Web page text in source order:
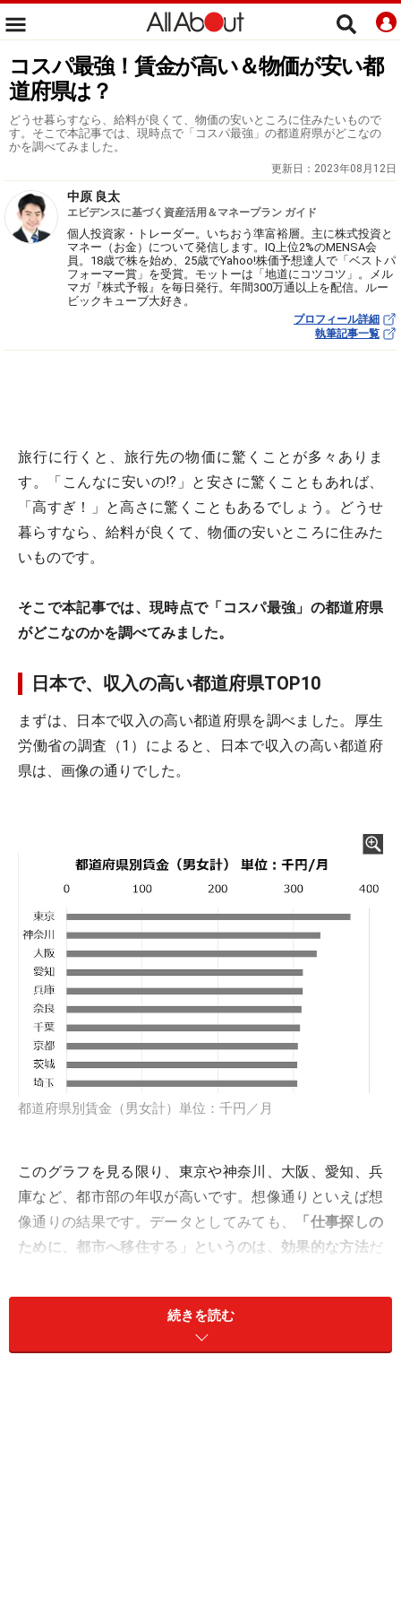
コスパ最強！賃金が高い＆物価が安い都
道府県は？
どうせ暮らすなら、給料が良くて、物価の安いところに住みたいもので
す。そこで本記事では、現時点で「コスパ最強」の都道府県がどこなの
かを調べてみました。
更新日： 2023年08月12日
中原 良太
エビデンスに基づく資産活用＆マネープラン ガイド
個人投資家・トレーダー。いちおう準富裕層。主に株式投資と
マネー（お金）について発信します。IQ上位2%のMENSA会
員。18歳で株を始め、25歳でYahoo!株価予想達人で「ベストパ
フォーマー賞」を受賞。モットーは「地道にコツコツ」。メル
マガ『株式予報』を毎日発行。年間300万通以上を配信。ルー
ビックキューブ大好き。
プロフィール詳細
執筆記事一覧
旅行に行くと、旅行先の物価に驚くことが多々ありま
す。「こんなに安いの!?」と安さに驚くこともあれば、
「高すぎ！」と高さに驚くこともあるでしょう。どうせ
暮らすなら、給料が良くて、物価の安いところに住みた
いものです。
そこで本記事では、現時点で「コスパ最強」の都道府県
がどこなのかを調べてみました。
日本で、収入の高い都道府県TOP10
まずは、日本で収入の高い都道府県を調べました。厚生
労働省の調査（1）によると、日本で収入の高い都道府
県は、画像の通りでした。
都道府県別賃金（男女計）単位：千円／月
このグラフを見る限り、東京や神奈川、大阪、愛知、兵
庫など、都市部の年収が高いです。想像通りといえば想
像通りの結果です。データとしてみても、
「仕事探しの
ために、都市へ移住する」というのは、効果的な方法だ
日本で物価の安い都道府県TOP10
続きを読む